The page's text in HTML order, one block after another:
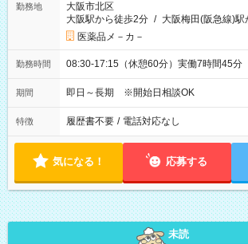
勤務地
大阪市北区
大阪駅から徒歩2分 / 大阪梅田(阪急線)
医薬品メ－カ－
勤務時間 08:30-17:15（休憩60分）実働7時間45分
期間 即日～長期 ※開始日相談OK
特徴 履歴書不要 / 電話対応なし
気になる！ 応募する
未読